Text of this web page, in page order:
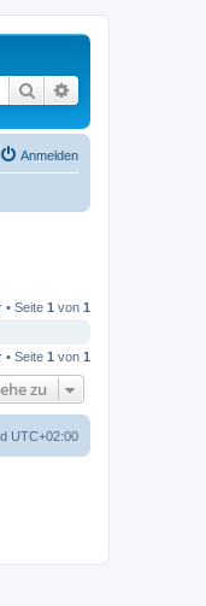
Suche
Anmelden
• Seite 1 von 1
• Seite 1 von 1
zu
UTC+02:00